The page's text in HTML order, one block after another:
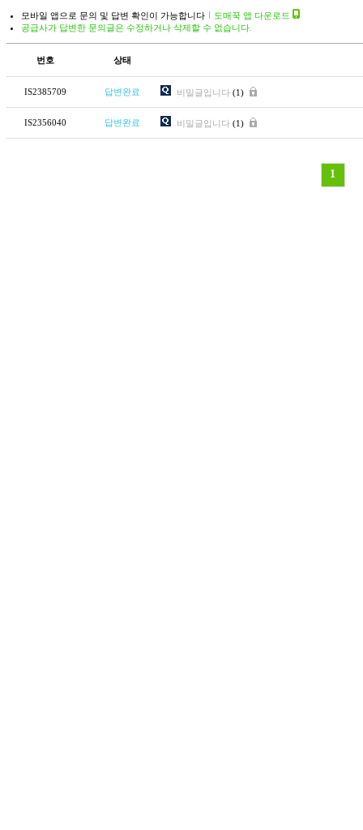
모바일 앱으로 문의 및 답변 확인이 가능합니다
도매꾹 앱 다운로드
공급사가 답변한 문의글은 수정하거나 삭제할 수 없습니다.
번호 상태
IS2385709 답변완료 비밀글입니다 (1)
IS2356040 답변완료 비밀글입니다 (1)
1